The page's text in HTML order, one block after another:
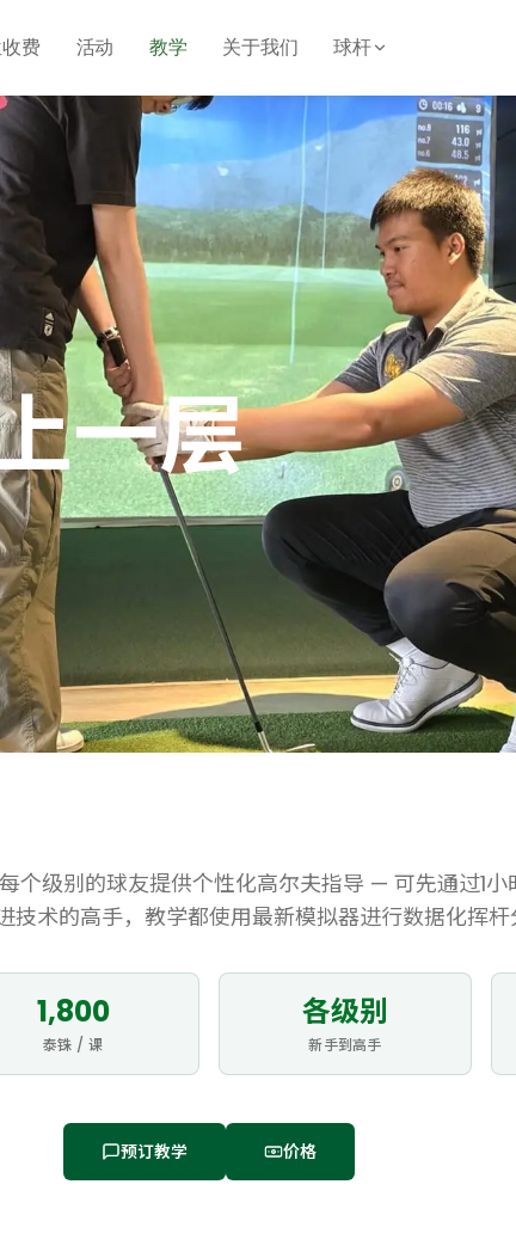
费 活动 教学 关于我们 球杆
一层
个级别的球友提供个性化高尔夫指导 — 可先通过1
术的高手，教学都使用最新模拟器进行数据化挥杆
1,800
泰铢 / 课
各级别
新手到高手
预订教学 价格